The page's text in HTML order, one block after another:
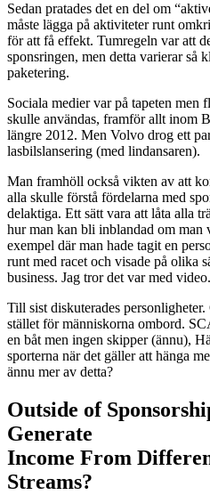
Sedan pratades det en del om
måste lägga på aktiviteter runt
för att få effekt. Tumregeln var att
sponsringen, men detta varierar så
paketering.
Sociala medier var på tapeten men
skulle användas, framför allt inom
längre 2012. Men Volvo drog ett
lasbilslansering (med lindansaren).
Man framhöll också vikten av att
alla skulle förstå fördelarna med
delaktiga. Ett sätt vara att låta alla
hur man kan bli inblandad om man
exempel där man hade tagit en
runt med racet och visade på olika
business. Jag tror det var med video.
Till sist diskuterades
stället för människorna ombord.
en båt men ingen skipper (ännu),
sporterna när det gäller att hänga
ännu mer av detta?
Outside of
Generate
Income From
Streams?